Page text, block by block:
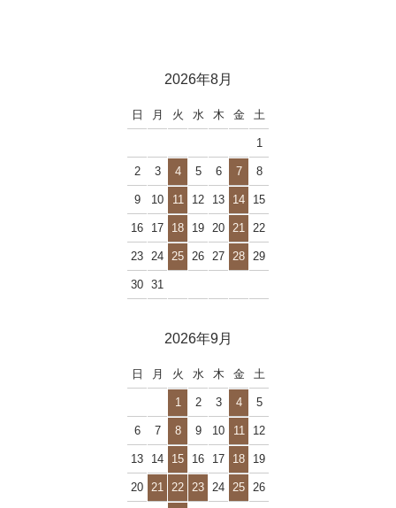
2026年8月
日 月 火 水 木 金 土
1
2 3 4 5 6 7 8
9 10 11 12 13 14 15
16 17 18 19 20 21 22
23 24 25 26 27 28 29
30 31
2026年9月
日 月 火 水 木 金 土
1 2 3 4 5
6 7 8 9 10 11 12
13 14 15 16 17 18 19
20 21 22 23 24 25 26